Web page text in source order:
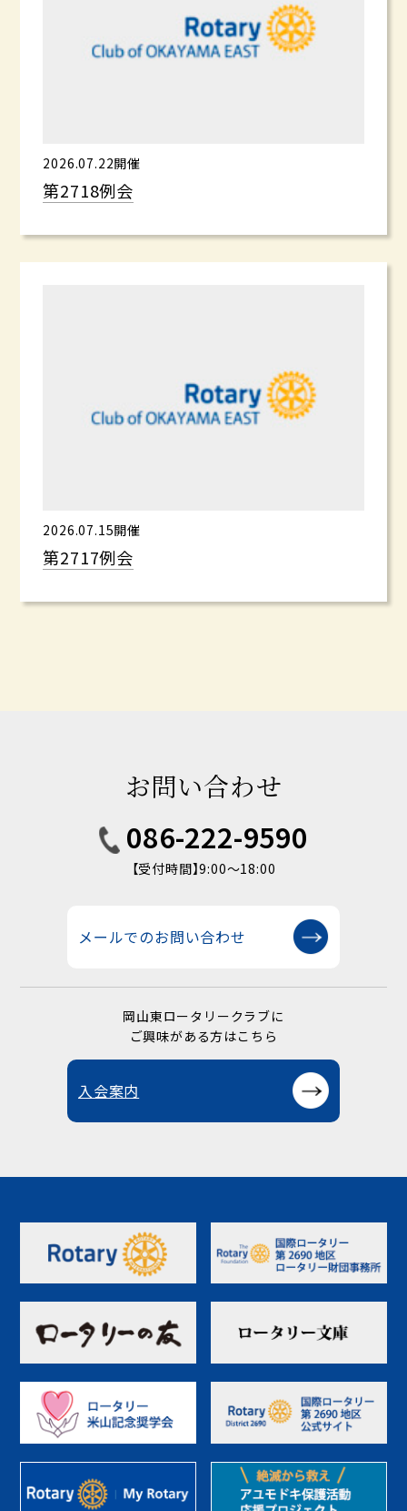
2026.07.22開催
第2718例会
2026.07.15開催
第2717例会
お問い合わせ
086-222-9590
【受付時間】9:00〜18:00
メールでのお問い合わせ
岡山東ロータリークラブに
ご興味がある方はこちら
入会案内